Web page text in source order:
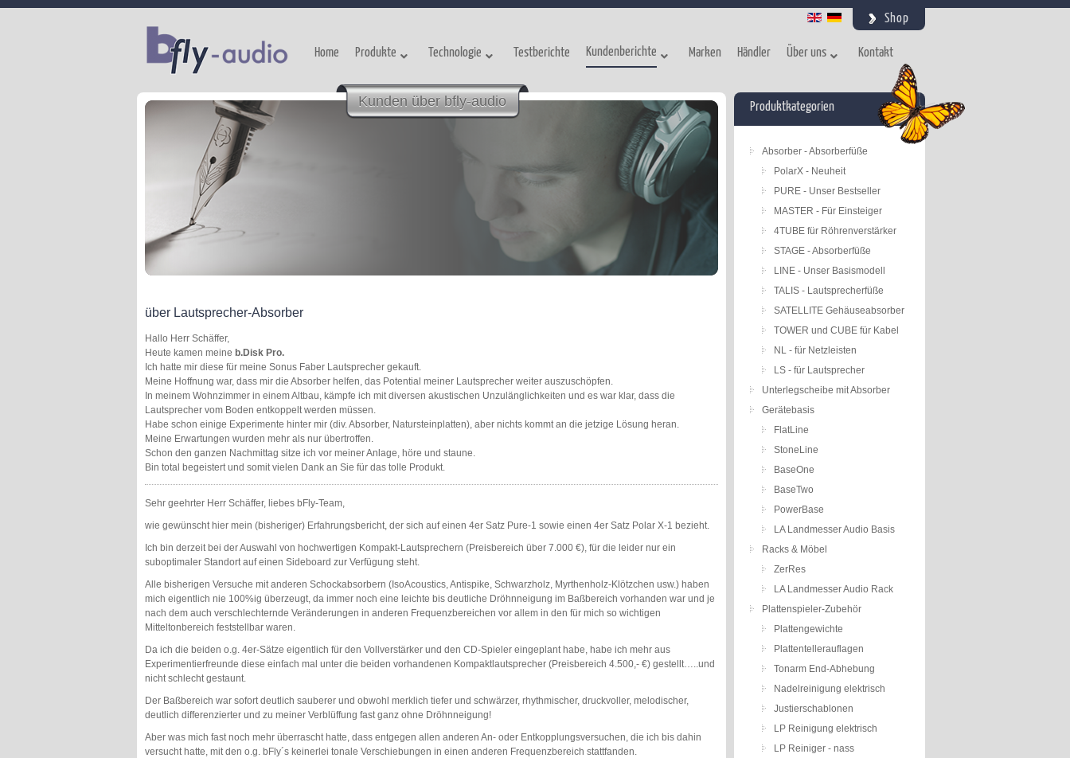
Shop
Home Produkte Technologie Testberichte Kundenberichte Marken Händler Über uns Kontakt
Kunden über bfly-audio
über Lautsprecher-Absorber
Hallo Herr Schäffer,
Heute kamen meine b.Disk Pro.
Ich hatte mir diese für meine Sonus Faber Lautsprecher gekauft.
Meine Hoffnung war, dass mir die Absorber helfen, das Potential meiner Lautsprecher weiter auszuschöpfen.
In meinem Wohnzimmer in einem Altbau, kämpfe ich mit diversen akustischen Unzulänglichkeiten und es war klar, dass die
Lautsprecher vom Boden entkoppelt werden müssen.
Habe schon einige Experimente hinter mir (div. Absorber, Natursteinplatten), aber nichts kommt an die jetzige Lösung heran.
Meine Erwartungen wurden mehr als nur übertroffen.
Schon den ganzen Nachmittag sitze ich vor meiner Anlage, höre und staune.
Bin total begeistert und somit vielen Dank an Sie für das tolle Produkt.
Sehr geehrter Herr Schäffer, liebes bFly-Team,
wie gewünscht hier mein (bisheriger) Erfahrungsbericht, der sich auf einen 4er Satz Pure-1 sowie einen 4er Satz Polar X-1 bezieht.
Ich bin derzeit bei der Auswahl von hochwertigen Kompakt-Lautsprechern (Preisbereich über 7.000 €), für die leider nur ein
suboptimaler Standort auf einen Sideboard zur Verfügung steht.
Alle bisherigen Versuche mit anderen Schockabsorbern (IsoAcoustics, Antispike, Schwarzholz, Myrthenholz-Klötzchen usw.) haben
mich eigentlich nie 100%ig überzeugt, da immer noch eine leichte bis deutliche Dröhnneigung im Baßbereich vorhanden war und je
nach dem auch verschlechternde Veränderungen in anderen Frequenzbereichen vor allem in den für mich so wichtigen
Mitteltonbereich feststellbar waren.
Da ich die beiden o.g. 4er-Sätze eigentlich für den Vollverstärker und den CD-Spieler eingeplant habe, habe ich mehr aus
Experimentierfreunde diese einfach mal unter die beiden vorhandenen Kompaktlautsprecher (Preisbereich 4.500,- €) gestellt…..und
nicht schlecht gestaunt.
Der Baßbereich war sofort deutlich sauberer und obwohl merklich tiefer und schwärzer, rhythmischer, druckvoller, melodischer,
deutlich differenzierter und zu meiner Verblüffung fast ganz ohne Dröhnneigung!
Aber was mich fast noch mehr überrascht hatte, dass entgegen allen anderen An- oder Entkopplungsversuchen, die ich bis dahin
versucht hatte, mit den o.g. bFly´s keinerlei tonale Verschiebungen in einen anderen Frequenzbereich stattfanden.
Produktkategorien
Absorber - Absorberfüße
PolarX - Neuheit
PURE - Unser Bestseller
MASTER - Für Einsteiger
4TUBE für Röhrenverstärker
STAGE - Absorberfüße
LINE - Unser Basismodell
TALIS - Lautsprecherfüße
SATELLITE Gehäuseabsorber
TOWER und CUBE für Kabel
NL - für Netzleisten
LS - für Lautsprecher
Unterlegscheibe mit Absorber
Gerätebasis
FlatLine
StoneLine
BaseOne
BaseTwo
PowerBase
LA Landmesser Audio Basis
Racks & Möbel
ZerRes
LA Landmesser Audio Rack
Plattenspieler-Zubehör
Plattengewichte
Plattentellerauflagen
Tonarm End-Abhebung
Nadelreinigung elektrisch
Justierschablonen
LP Reinigung elektrisch
LP Reiniger - nass